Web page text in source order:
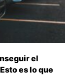
el
es lo que